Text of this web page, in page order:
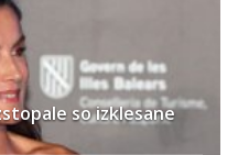
so izklesane